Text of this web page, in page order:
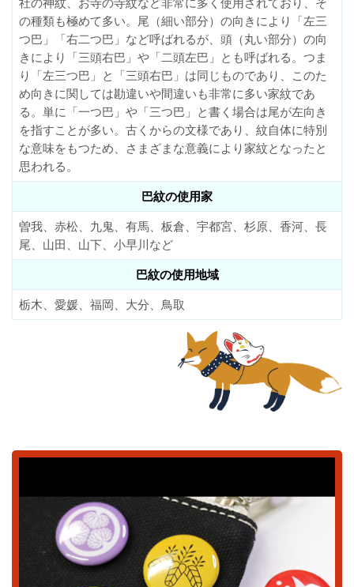
の種類も極めて多い。尾（細い部分）の向きにより「左三
つ巴」「右二つ巴」など呼ばれるが、頭（丸い部分）の向
きにより「三頭右巴」や「二頭左巴」とも呼ばれる。つま
り「左三つ巴」と「三頭右巴」は同じものであり、このた
め向きに関しては勘違いや間違いも非常に多い家紋であ
る。単に「一つ巴」や「三つ巴」と書く場合は尾が左向き
を指すことが多い。古くからの文様であり、紋自体に特別
な意味をもつため、さまざまな意義により家紋となったと
思われる。
巴紋の使用家
曽我、赤松、九鬼、有馬、板倉、宇都宮、杉原、香河、長
尾、山田、山下、小早川など
巴紋の使用地域
栃木、愛媛、福岡、大分、鳥取